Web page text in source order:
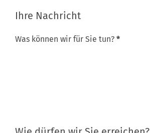
Ihre Nachricht
Was können wir für Sie tun? *